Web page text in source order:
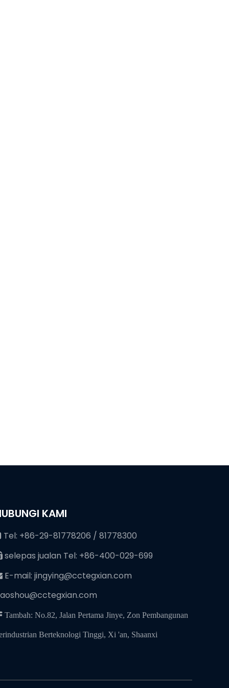
KAMI
Tel: +86-29-81778206 / 81778300
selepas jualan Tel: +86-400-029-699
E-mail:jingying@cctegxian.com
No.82, Jalan Pertama Jinye, Zon Pembangunan
Berteknologi Tinggi, Xi 'an, Shaanxi